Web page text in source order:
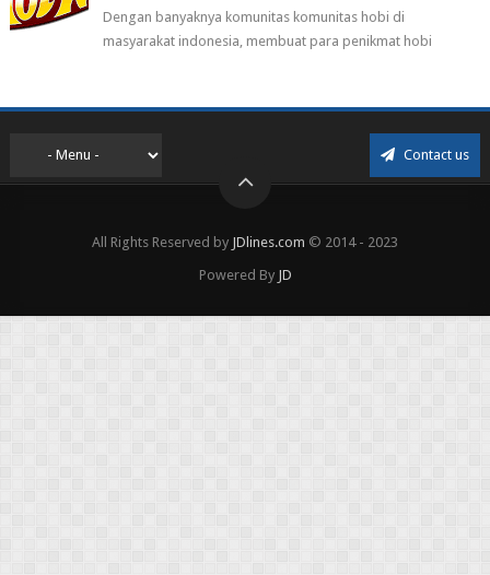
Dengan banyaknya komunitas komunitas hobi di
masyarakat indonesia, membuat para penikmat hobi
Contact us
All Rights Reserved by JDlines.com © 2014 - 2023
Powered By JD